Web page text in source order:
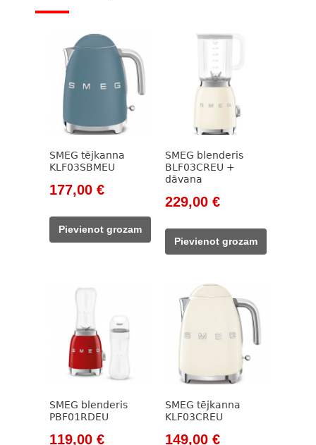
SMEG tējkanna
KLF03SBMEU
Original
was:
203,00 €.
177,00 €Current
177,00 €.
Pievienot grozam
SMEG blenderis
BLF03CREU +
dāvana
Original
was:
262,00 €.
229,00 €Current
229,00 €.
Pievienot grozam
SMEG blenderis
PBF01RDEU
Original
119,00 €Current
SMEG tējkanna
KLF03CREU
Original
149,00 €Current